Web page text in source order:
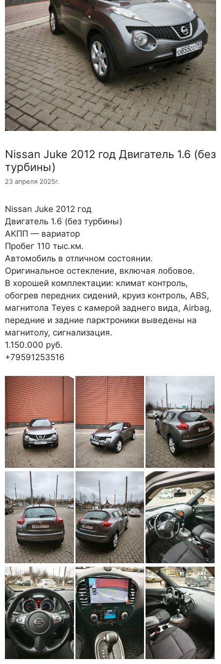
Nissan Juke 2012 год Двигатель 1.6 (без
турбины)
23 апреля 2025г.
Nissan Juke 2012 год
Двигатель 1.6 (без турбины)
АКПП — вариатор
Пробег 110 тыс.км.
Автомобиль в отличном состоянии.
Оригинальное остекление, включая лобовое.
В хорошей комплектации: климат контроль,
обогрев передних сидений, круиз контроль, ABS,
магнитола Teyes с камерой заднего вида, Airbag,
передние и задние парктроники выведены на
магнитолу, сигнализация.
1.150.000 руб.
+79591253516